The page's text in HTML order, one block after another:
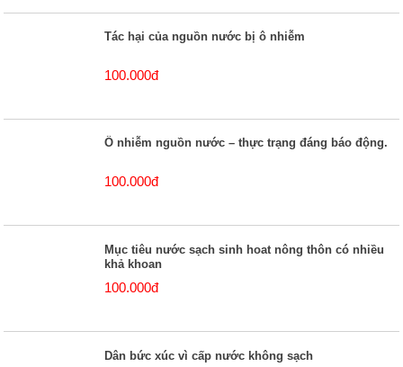
Tác hại của nguồn nước bị ô nhiễm
100.000đ
Ô nhiễm nguồn nước – thực trạng đáng báo động.
100.000đ
Mục tiêu nước sạch sinh hoat nông thôn có nhiều
khả khoan
100.000đ
Dân bức xúc vì cấp nước không sạch